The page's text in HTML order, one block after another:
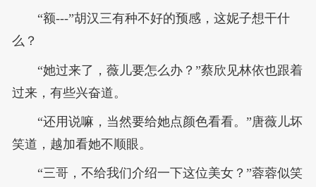
“额---”胡汉三有种不好的预感，这妮子想干什
么？
“她过来了，薇儿要怎么办？”蔡欣见林依也跟着
过来，有些兴奋道。
“还用说嘛，当然要给她点颜色看看。”唐薇儿坏
笑道，越加看她不顺眼。
“三哥，不给我们介绍一下这位美女？”蓉蓉似笑